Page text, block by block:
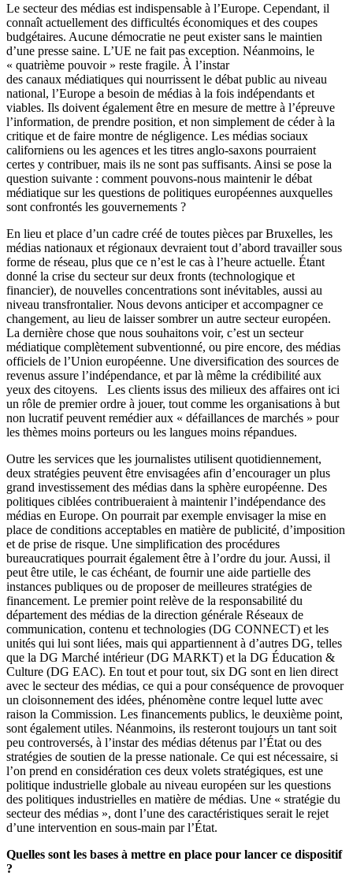
Le secteur des médias est indispensable à l’Europe. Cependant, il
connaît actuellement des difficultés économiques et des coupes
budgétaires. Aucune démocratie ne peut exister sans le maintien
d’une presse saine. L’UE ne fait pas exception. Néanmoins, le
« quatrième pouvoir » reste fragile. À l’instar
des canaux médiatiques qui nourrissent le débat public au niveau
national, l’Europe a besoin de médias à la fois indépendants et
viables. Ils doivent également être en mesure de mettre à l’épreuve
l’information, de prendre position, et non simplement de céder à la
critique et de faire montre de négligence. Les médias sociaux
californiens ou les agences et les titres anglo-saxons pourraient
certes y contribuer, mais ils ne sont pas suffisants. Ainsi se pose la
question suivante : comment pouvons-nous maintenir le débat
médiatique sur les questions de politiques européennes auxquelles
sont confrontés les gouvernements ?
En lieu et place d’un cadre créé de toutes pièces par Bruxelles, les
médias nationaux et régionaux devraient tout d’abord travailler sous
forme de réseau, plus que ce n’est le cas à l’heure actuelle. Étant
donné la crise du secteur sur deux fronts (technologique et
financier), de nouvelles concentrations sont inévitables, aussi au
niveau transfrontalier. Nous devons anticiper et accompagner ce
changement, au lieu de laisser sombrer un autre secteur européen.
La dernière chose que nous souhaitons voir, c’est un secteur
médiatique complètement subventionné, ou pire encore, des médias
officiels de l’Union européenne. Une diversification des sources de
revenus assure l’indépendance, et par là même la crédibilité aux
yeux des citoyens. Les clients issus des milieux des affaires ont ici
un rôle de premier ordre à jouer, tout comme les organisations à but
non lucratif peuvent remédier aux « défaillances de marchés » pour
les thèmes moins porteurs ou les langues moins répandues.
Outre les services que les journalistes utilisent quotidiennement,
deux stratégies peuvent être envisagées afin d’encourager un plus
grand investissement des médias dans la sphère européenne. Des
politiques ciblées contribueraient à maintenir l’indépendance des
médias en Europe. On pourrait par exemple envisager la mise en
place de conditions acceptables en matière de publicité, d’imposition
et de prise de risque. Une simplification des procédures
bureaucratiques pourrait également être à l’ordre du jour. Aussi, il
peut être utile, le cas échéant, de fournir une aide partielle des
instances publiques ou de proposer de meilleures stratégies de
financement. Le premier point relève de la responsabilité du
département des médias de la direction générale Réseaux de
communication, contenu et technologies (DG CONNECT) et les
unités qui lui sont liées, mais qui appartiennent à d’autres DG, telles
que la DG Marché intérieur (DG MARKT) et la DG Éducation &
Culture (DG EAC). En tout et pour tout, six DG sont en lien direct
avec le secteur des médias, ce qui a pour conséquence de provoquer
un cloisonnement des idées, phénomène contre lequel lutte avec
raison la Commission. Les financements publics, le deuxième point,
sont également utiles. Néanmoins, ils resteront toujours un tant soit
peu controversés, à l’instar des médias détenus par l’État ou des
stratégies de soutien de la presse nationale. Ce qui est nécessaire, si
l’on prend en considération ces deux volets stratégiques, est une
politique industrielle globale au niveau européen sur les questions
des politiques industrielles en matière de médias. Une « stratégie du
secteur des médias », dont l’une des caractéristiques serait le rejet
d’une intervention en sous-main par l’État.
Quelles sont les bases à mettre en place pour lancer ce dispositif
?